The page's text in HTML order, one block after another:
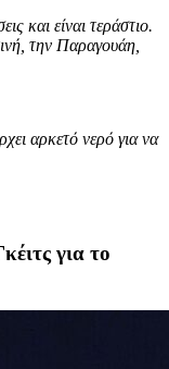
και είναι τεράστιο.
την Παραγουάη,
αρκετό νερό για να
για το